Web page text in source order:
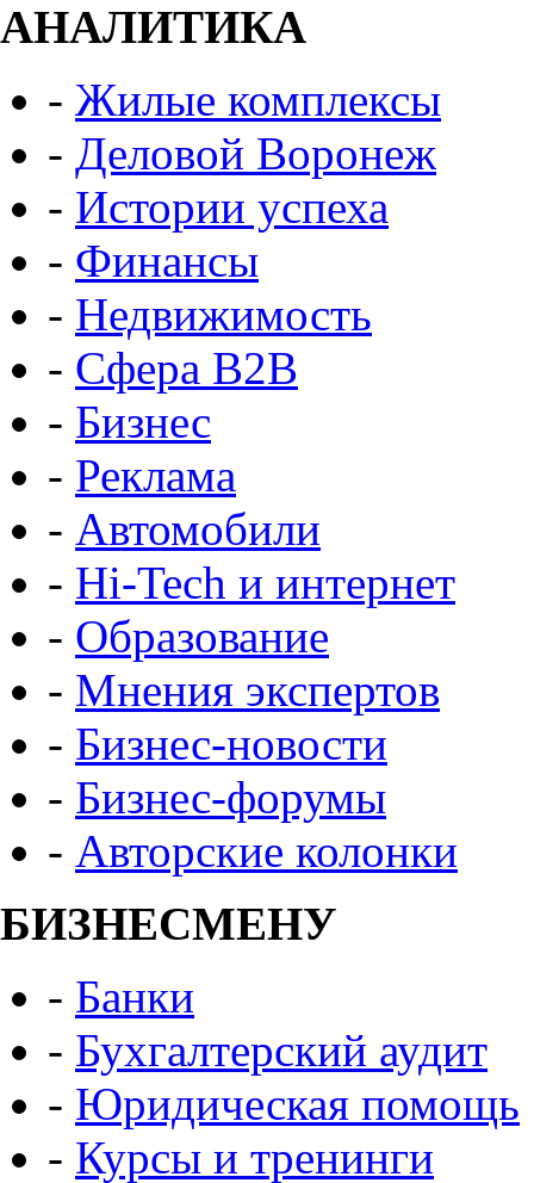
АНАЛИТИКА
- Жилые комплексы
- Деловой Воронеж
- Истории успеха
- Финансы
- Недвижимость
- Сфера B2B
- Бизнес
- Реклама
- Автомобили
- Hi-Tech и интернет
- Образование
- Мнения экспертов
- Бизнес-новости
- Бизнес-форумы
- Авторские колонки
БИЗНЕСМЕНУ
- Банки
- Бухгалтерский аудит
- Юридическая помощь
- Курсы и тренинги